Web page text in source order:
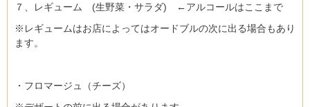
７、レギューム (生野菜・サラダ) ←アルコールはここまで
※レギュームはお店によってはオードブルの次に出る場合もあり
ます。
・フロマージュ（チーズ）